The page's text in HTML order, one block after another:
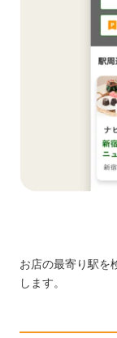
お店の最寄り駅を
します。